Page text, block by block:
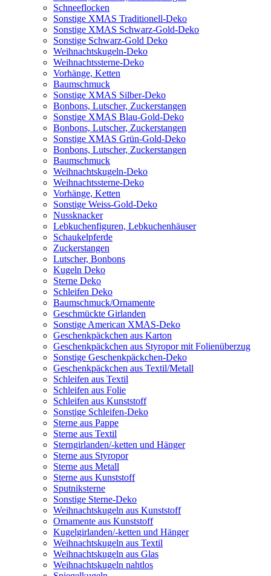
Schneeflocken
Sonstige XMAS Traditionell-Deko
Sonstige XMAS Schwarz-Gold-Deko
Sonstige Schwarz-Gold Deko
Weihnachtskugeln-Deko
Weihnachtssterne-Deko
Vorhänge, Ketten
Baumschmuck
Sonstige XMAS Silber-Deko
Bonbons, Lutscher, Zuckerstangen
Sonstige XMAS Blau-Gold-Deko
Bonbons, Lutscher, Zuckerstangen
Sonstige XMAS Grün-Gold-Deko
Bonbons, Lutscher, Zuckerstangen
Baumschmuck
Weihnachtskugeln-Deko
Weihnachtssterne-Deko
Vorhänge, Ketten
Sonstige Weiss-Gold-Deko
Nussknacker
Lebkuchenfiguren, Lebkuchenhäuser
Schaukelpferde
Zuckerstangen
Lutscher, Bonbons
Kugeln Deko
Sterne Deko
Schleifen Deko
Baumschmuck/Ornamente
Geschmückte Girlanden
Sonstige American XMAS-Deko
Geschenkpäckchen aus Karton
Geschenkpäckchen aus Styropor mit Folienüberzug
Sonstige Geschenkpäckchen-Deko
Geschenkpäckchen aus Textil/Metall
Schleifen aus Textil
Schleifen aus Folie
Schleifen aus Kunststoff
Sonstige Schleifen-Deko
Sterne aus Pappe
Sterne aus Textil
Sterngirlanden/-ketten und Hänger
Sterne aus Styropor
Sterne aus Metall
Sterne aus Kunststoff
Sputniksterne
Sonstige Sterne-Deko
Weihnachtskugeln aus Kunststoff
Ornamente aus Kunststoff
Kugelgirlanden/-ketten und Hänger
Weihnachtskugeln aus Textil
Weihnachtskugeln aus Glas
Weihnachtskugeln nahtlos